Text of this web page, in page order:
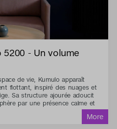
5200 - Un volume
de vie, Kumulo apparaît
flottant, inspiré des nuages et
Sa structure ajourée adoucit
par une présence calme et